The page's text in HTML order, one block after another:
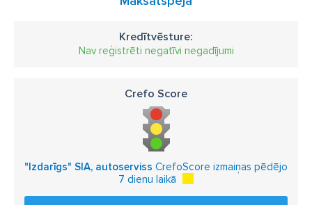
Kredītvēsture:
Nav reģistrēti negatīvi negadījumi
Crefo Score
"Izdarīgs" SIA, autoserviss CrefoScore izmaiņas pēdējo
7 dienu laikā